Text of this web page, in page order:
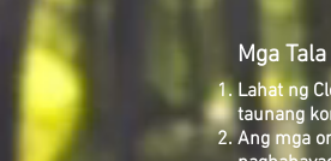
Mga Tala
Lahat ng
taunang
Ang mga